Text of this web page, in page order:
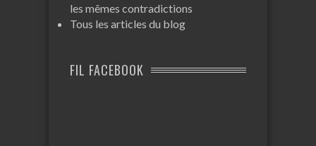
les mêmes contradictions
Tous les articles du blog
FIL FACEBOOK